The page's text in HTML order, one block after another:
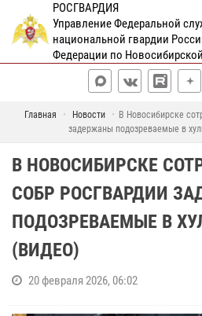
РОСГВАРДИЯ
Управление Федеральной
национальной гвардии
Федерации по
Главная Новости
В Новосибирске
задержаны подозреваемые в
В НОВОСИБИРСКЕ
СОБР РОСГВАРДИИ
ПОДОЗРЕВАЕМЫЕ В
(ВИДЕО)
20 февраля 2026, 06:02